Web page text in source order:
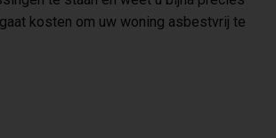
kosten om uw woning asbestvrij te